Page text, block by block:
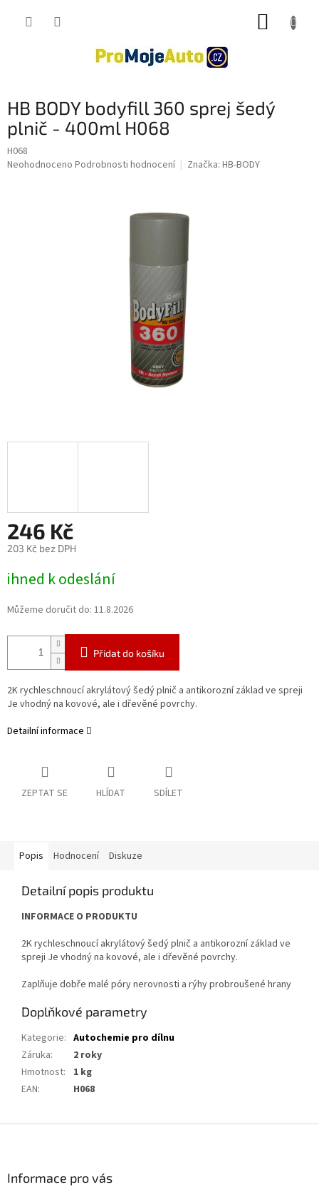
HB BODY bodyfill 360 sprej šedý
plnič - 400ml H068
H068
Průměrné
Neohodnoceno Podrobnosti hodnocení Značka: HB-BODY
246 Kč
203 Kč bez DPH
cena:
ihned k odeslání
Můžeme doručit do: 11.8.2026
Přidat do košíku
2K rychleschnoucí akrylátový šedý plnič a antikorozní základ ve spreji
Je vhodný na kovové, ale i dřevěné povrchy.
Detailní informace
ZEPTAT SE HLÍDAT SDÍLET
Popis Hodnocení Diskuze
Detailní popis produktu
INFORMACE O PRODUKTU
2K rychleschnoucí akrylátový šedý plnič a antikorozní základ ve
spreji Je vhodný na kovové, ale i dřevěné povrchy.
Zaplňuje dobře malé póry nerovnosti a rýhy probroušené hrany
Doplňkové parametry
Kategorie: Autochemie pro dílnu
Záruka:
2 roky
Hmotnost:
1 kg
EAN: H068
Informace pro vás